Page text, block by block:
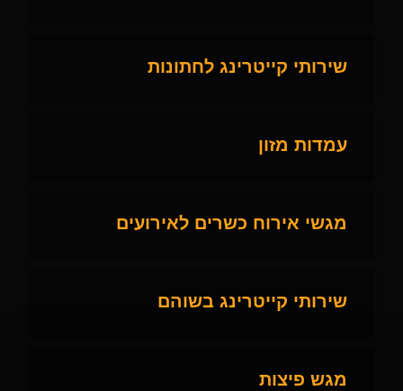
שירותי קייטרינג לחתונות
עמדות מזון
מגשי אירוח כשרים לאירועים
שירותי קייטרינג בשוהם
מגש פיצות